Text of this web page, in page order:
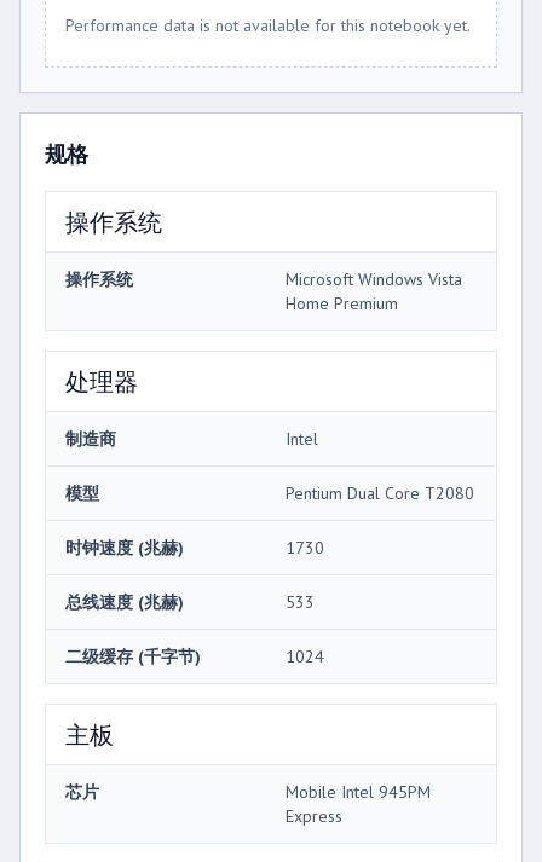
Performance data is not available for this notebook yet.
规格
操作系统
操作系统
Microsoft Windows Vista
Home Premium
处理器
制造商 Intel
模型 Pentium Dual Core T2080
时钟速度 (兆赫) 1730
总线速度 (兆赫) 533
二级缓存 (千字节) 1024
主板
芯片
Mobile Intel 945PM
Express